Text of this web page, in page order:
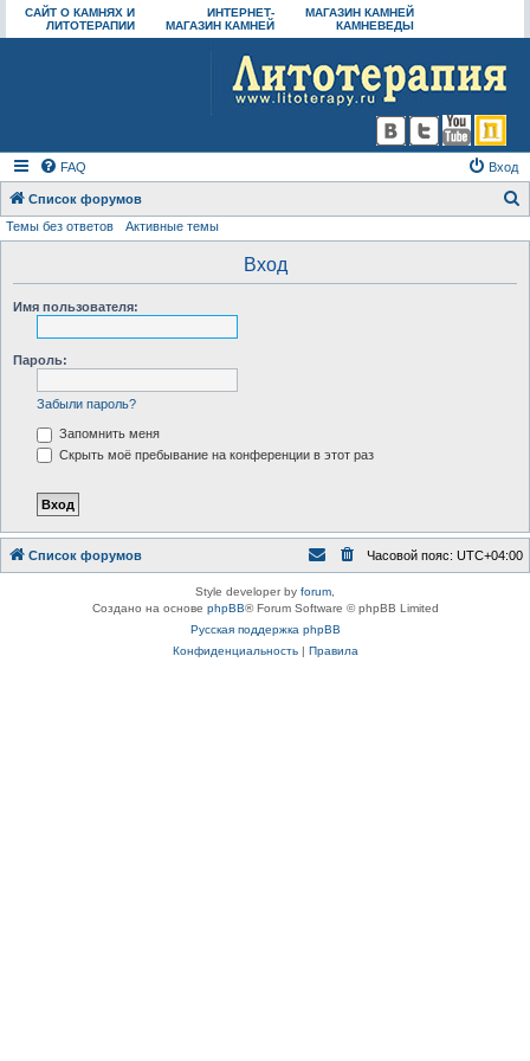
САЙТ О КАМНЯХ И
ЛИТОТЕРАПИИ
ИНТЕРНЕТ-
МАГАЗИН КАМНЕЙ
МАГАЗИН КАМНЕЙ
КАМНЕВЕДЫ
FAQ Вход
Список форумов
Темы без ответов Активные темы
Вход
Имя пользователя:
Пароль:
Забыли пароль?
Запомнить меня
Скрыть моё пребывание на конференции в этот раз
Список форумов Часовой пояс: UTC+04:00
Style developer by forum,
Создано на основе phpBB® Forum Software © phpBB Limited
Русская поддержка phpBB
Конфиденциальность| Правила